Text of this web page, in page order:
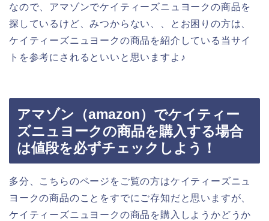
なので、アマゾンでケイティーズニュヨークの商品を
探しているけど、みつからない、、とお困りの方は、
ケイティーズニュヨークの商品を紹介している当サイ
トを参考にされるといいと思いますよ♪
アマゾン（amazon）でケイティー
ズニュヨークの商品を購入する場合
は値段を必ずチェックしよう！
多分、こちらのページをご覧の方はケイティーズニュ
ヨークの商品のことをすでにご存知だと思いますが、
ケイティーズニュヨークの商品を購入しようかどうか